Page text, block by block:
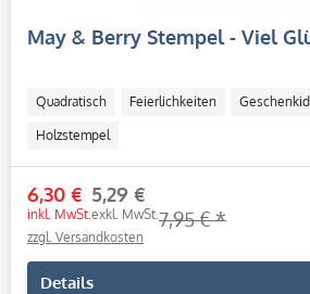
May & Berry Stempel - Viel
Quadratisch Feierlichkeiten
Holzstempel
6,30 €
inkl. MwSt.
5,29 €
exkl. MwSt.7,95 € *
zzgl. Versandkosten
Details